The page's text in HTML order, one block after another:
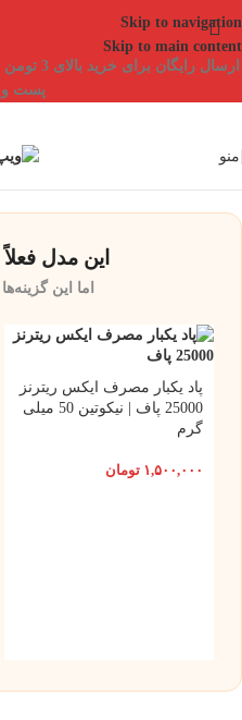
Skip to navigation
Skip to main content
ارسال
پست و
منو
این مدل
اما این
پاد یکبار مصرف ایکس ریترنز
25000 پاف | نیکوتین 50 میلی
گرم
۱,۵۰۰,۰۰۰ تومان